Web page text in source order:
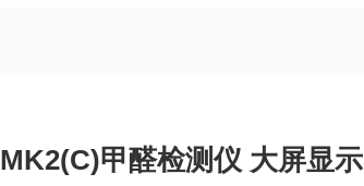
甲醛检测仪 大屏显